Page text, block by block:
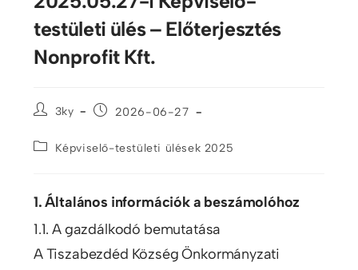
testületi ülés – Előterjesztés
Nonprofit Kft.
3ky 2026-06-27
Képviselő-testületi ülések 2025
1. Általános információk a beszámolóhoz
1.1. A gazdálkodó bemutatása
A Tiszabezdéd Község Önkormányzati